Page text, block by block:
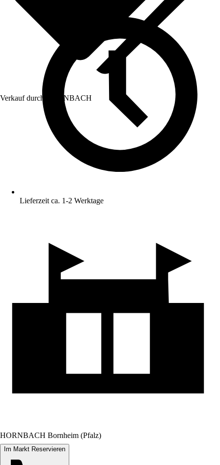
Verkauf durch: HORNBACH
Lieferzeit ca. 1-2 Werktage
HORNBACH Bornheim (Pfalz)
Im Markt Reservieren